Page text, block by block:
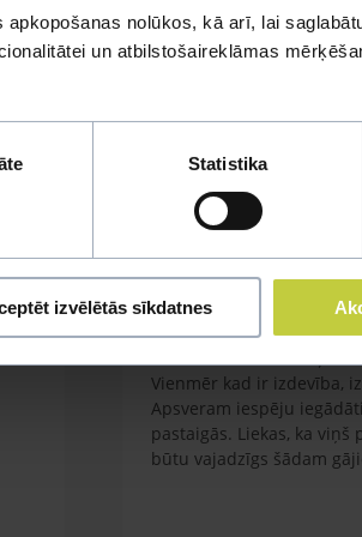
nolūkos, kā arī, lai
un atbilstošaireklāmas
Statistika
izvēlētās sīkdatnesKaķa vešana ārā
Labdien. Mums ir kaķis
Vienmēr kad ir izdevība,
Apsveram iespēju
pastaigās. Liekas, ka
būtu vajadzīgs šādam